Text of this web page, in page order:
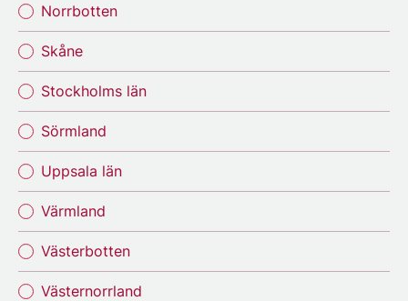
Norrbotten
Skåne
Stockholms län
Sörmland
Uppsala län
Värmland
Västerbotten
Västernorrland